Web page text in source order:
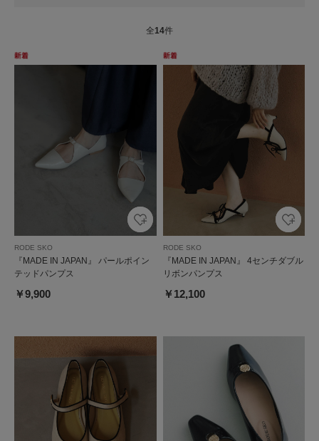
全14件
RODE SKO
『MADE IN JAPAN』 パールポイン
テッドパンプス
￥9,900
RODE SKO
『MADE IN JAPAN』 4センチダブル
リボンパンプス
￥12,100